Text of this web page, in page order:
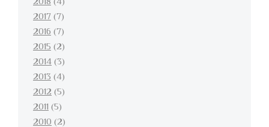
2017(7)
2016(7)
2015(2)
2014(3)
2013(4)
2012(5)
2011(5)
2010(2)